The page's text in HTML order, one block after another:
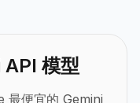
模型
最便宜的 Gemini